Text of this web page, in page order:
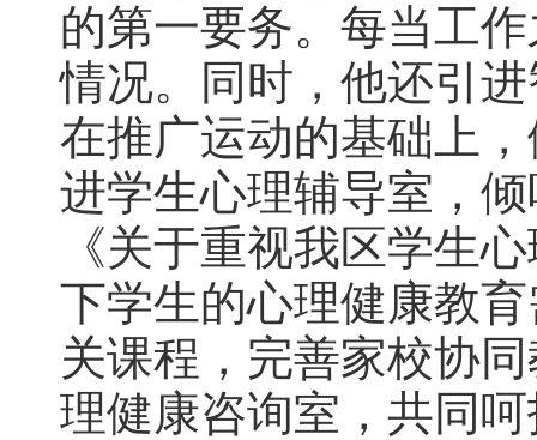
的第一要务。每当工
情况。同时，他还引
在推广运动的基础上
进学生心理辅导室，
《关于重视我区学生
下学生的心理健康教
关课程，完善家校协
理健康咨询室，共同